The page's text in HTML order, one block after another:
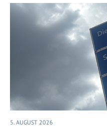
5. AUGUST 2026